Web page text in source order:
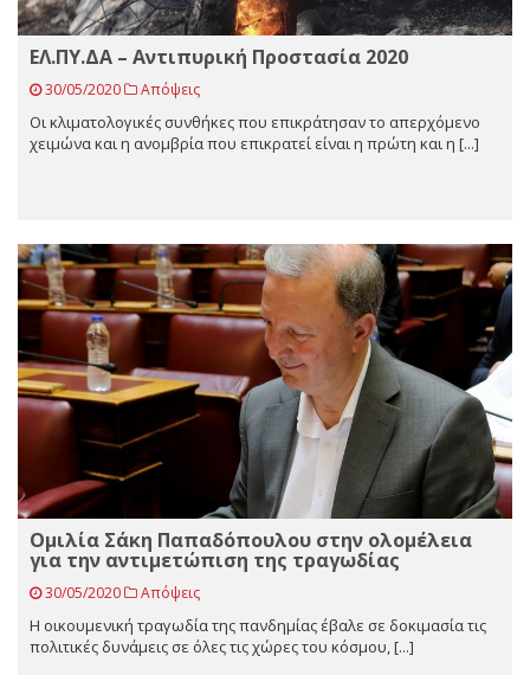
ΕΛ.ΠΥ.ΔΑ – Αντιπυρική Προστασία 2020
30/05/2020 Απόψεις
Οι κλιματολογικές συνθήκες που επικράτησαν το απερχόμενο
χειμώνα και η ανομβρία που επικρατεί είναι η πρώτη και η [...]
Ομιλία Σάκη Παπαδόπουλου στην ολομέλεια
για την αντιμετώπιση της τραγωδίας
30/05/2020 Απόψεις
Η οικουμενική τραγωδία της πανδημίας έβαλε σε δοκιμασία τις
πολιτικές δυνάμεις σε όλες τις χώρες του κόσμου, [...]